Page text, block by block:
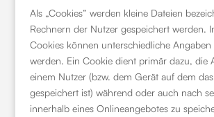
Als „Cookies“ werden kleine Dateien
Rechnern der Nutzer gespeichert werden.
Cookies können unterschiedliche Angaben
werden. Ein Cookie dient primär dazu, die
einem Nutzer (bzw. dem Gerät auf dem
gespeichert ist) während oder auch nach
innerhalb eines Onlineangebotes zu